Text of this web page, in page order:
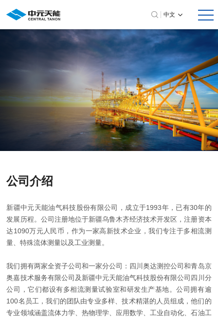
中文
公司介绍
新疆中元天能油气科技股份有限公司，成立于1993年，已有30年的
发展历程。公司注册地位于新疆乌鲁木齐经济技术开发区，注册资本
达1090万元人民币，作为一家高新技术企业，我们专注于多相流测
量、特殊流体测量以及工业测量。
我们拥有两家全资子公司和一家分公司：四川奥达测控公司和青岛京
奥嘉技术服务有限公司及新疆中元天能油气科技股份有限公司四川分
公司，它们都设有多相流测量试验室和研发生产基地。公司拥有逾
100名员工，我们的团队由专业多样、技术精湛的人员组成，他们的
专业领域涵盖流体力学、热物理学、应用数学、工业自动化、石油工